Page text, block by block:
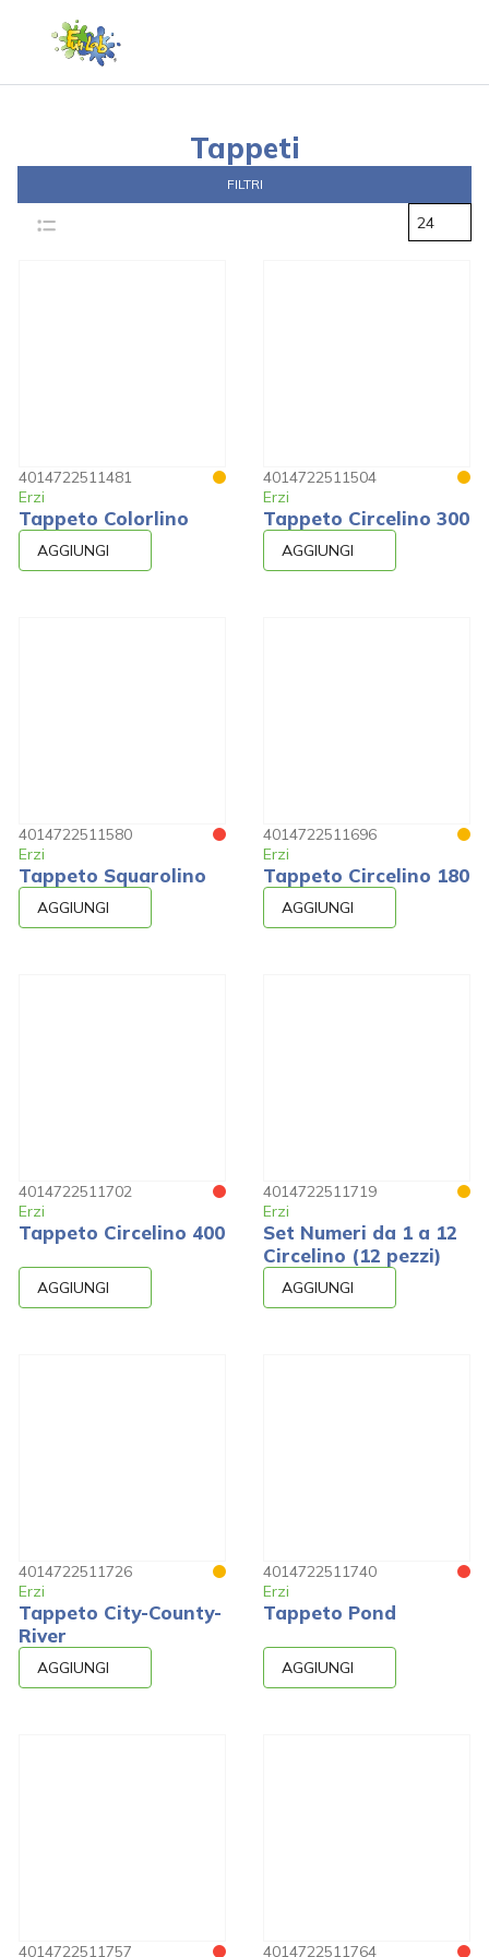
Tappeti
FILTRI
24
4014722511481
Erzi
Tappeto Colorlino
AGGIUNGI
4014722511504
Erzi
Tappeto Circelino 300
AGGIUNGI
4014722511580
Erzi
Tappeto Squarolino
AGGIUNGI
4014722511696
Erzi
Tappeto Circelino 180
AGGIUNGI
4014722511702
Erzi
Tappeto Circelino 400
AGGIUNGI
4014722511719
Erzi
Set Numeri da 1 a 12
Circelino (12 pezzi)
AGGIUNGI
4014722511726
Erzi
Tappeto City-County-
River
AGGIUNGI
4014722511740
Erzi
Tappeto Pond
AGGIUNGI
4014722511757 4014722511764